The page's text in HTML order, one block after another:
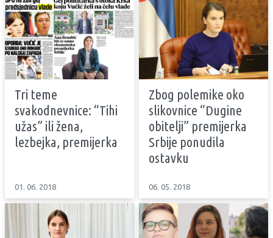
Tri teme
svakodnevnice: “Tihi
užas” ili žena,
lezbejka, premijerka
01. 06. 2018
Zbog polemike oko
slikovnice “Dugine
obitelji” premijerka
Srbije ponudila
ostavku
06. 05. 2018